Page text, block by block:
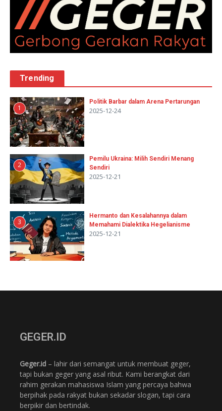
Trending
1
Politik Barbar dalam Arena Pertarungan
2025-12-24
2
Pemilu Ukraina: Milih Sendiri Menang
Sendiri
2025-12-21
3
Hermanto dan Kesalahannya dalam
Memahami Dialektika Hegelianisme
2025-12-21
GEGER.ID
Geger.id – lahir dari semangat untuk membuat geger,
tapi bukan geger yang asal ribut. Kami berangkat dari
rahim gerakan mahasiswa Islam yang percaya bahwa
berpihak pada rakyat bukan sekadar slogan, tapi cara
berpikir dan bertindak.